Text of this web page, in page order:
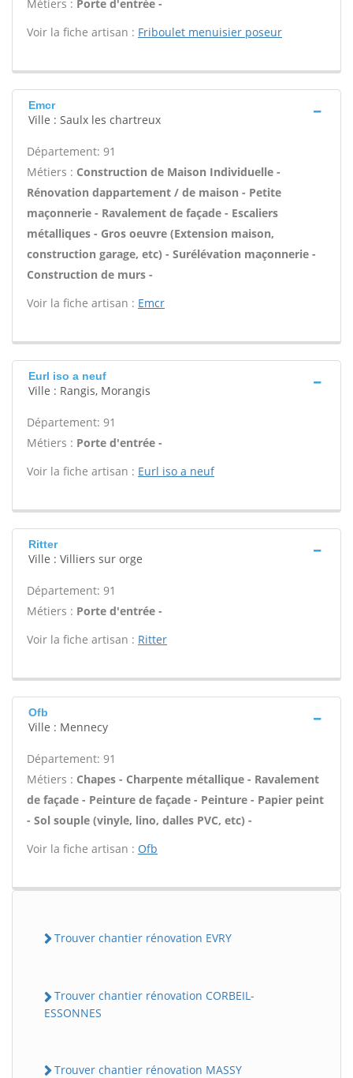
Métiers : Porte d'entrée -
Voir la fiche artisan : Friboulet menuisier poseur
Emcr
Ville : Saulx les chartreux
Département: 91
Métiers : Construction de Maison Individuelle -
Rénovation dappartement / de maison - Petite
maçonnerie - Ravalement de façade - Escaliers
métalliques - Gros oeuvre (Extension maison,
construction garage, etc) - Surélévation maçonnerie -
Construction de murs -
Voir la fiche artisan : Emcr
Eurl iso a neuf
Ville : Rangis, Morangis
Département: 91
Métiers : Porte d'entrée -
Voir la fiche artisan : Eurl iso a neuf
Ritter
Ville : Villiers sur orge
Département: 91
Métiers : Porte d'entrée -
Voir la fiche artisan : Ritter
Ofb
Ville : Mennecy
Département: 91
Métiers : Chapes - Charpente métallique - Ravalement
de façade - Peinture de façade - Peinture - Papier peint
- Sol souple (vinyle, lino, dalles PVC, etc) -
Voir la fiche artisan : Ofb
Trouver chantier rénovation EVRY
Trouver chantier rénovation CORBEIL-
ESSONNES
Trouver chantier rénovation MASSY